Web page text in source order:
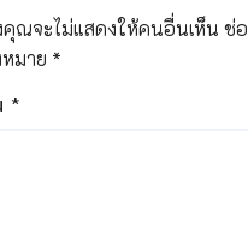
คุณจะไม่แสดงให้คนอื่นเห็น ช่
มาย *
*